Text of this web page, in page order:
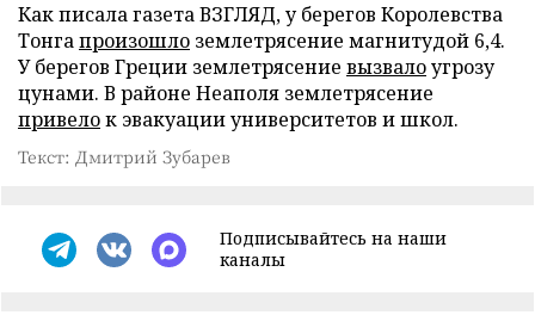
Как писала газета ВЗГЛЯД, у берегов Королевства
Тонгапроизошло землетрясение магнитудой 6,4.
У берегов Греции землетрясение вызвалоугрозу
цунами. В районе Неаполя землетрясение
привелок эвакуации университетов и школ.
Текст: Дмитрий Зубарев
Подписывайтесь на наши
каналы